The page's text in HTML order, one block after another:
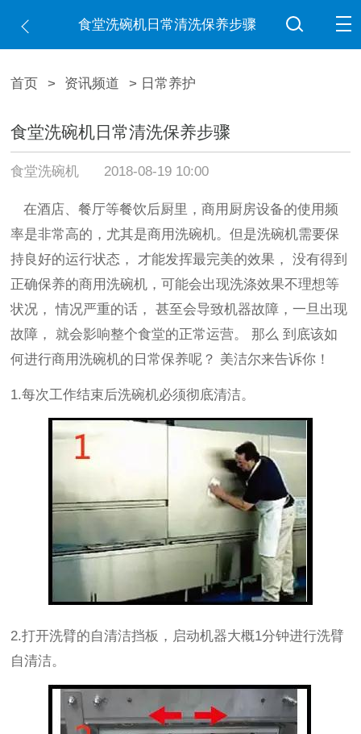
食堂洗碗机日常清洗保养步骤
首页 > 资讯频道 > 日常养护
食堂洗碗机日常清洗保养步骤
食堂洗碗机 2018-08-19 10:00
在酒店、餐厅等餐饮后厨里，商用厨房设备的使用频
率是非常高的，尤其是商用洗碗机。但是洗碗机需要保
持良好的运行状态，
才能发挥最完美的效果，
没有得到
正确保养的商用洗碗机，可能会出现洗涤效果不理想等
状况，
情况严重的话， 甚至会导致机器故障，一旦出现
故障，
就会影响整个食堂的正常运营。 那么 到底该如
何进行商用洗碗机的日常保养呢？ 美洁尔来告诉你！
1.每次工作结束后洗碗机必须彻底清洁。
2.打开洗臂的自清洁挡板，启动机器大概1分钟进行洗臂
自清洁。